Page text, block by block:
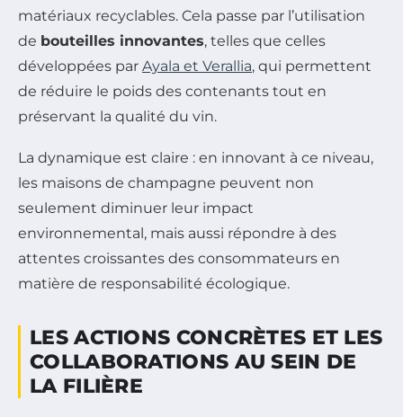
matériaux recyclables. Cela passe par l’utilisation
de bouteilles innovantes, telles que celles
développées par Ayala et Verallia, qui permettent
de réduire le poids des contenants tout en
préservant la qualité du vin.
La dynamique est claire : en innovant à ce niveau,
les maisons de champagne peuvent non
seulement diminuer leur impact
environnemental, mais aussi répondre à des
attentes croissantes des consommateurs en
matière de responsabilité écologique.
LES ACTIONS CONCRÈTES ET LES
COLLABORATIONS AU SEIN DE
LA FILIÈRE